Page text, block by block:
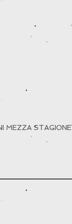
MEZZA STAGIONE